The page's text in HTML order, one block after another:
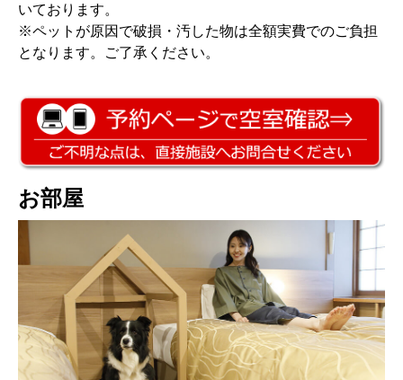
いております。
※ペットが原因で破損・汚した物は全額実費でのご負担
となります。ご了承ください。
お部屋